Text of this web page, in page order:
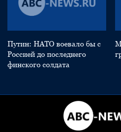
Путин: НАТО воевало бы с
Россией до последнего
финского солдата